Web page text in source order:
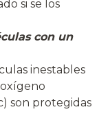
si se los
con un
inestables
son protegidas